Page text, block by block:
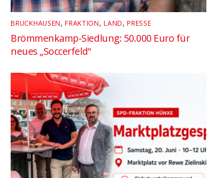
BRUCKHAUSEN,FRAKTION,LAND,PRESSE
Brömmenkamp-Siedlung: 50.000 Euro für
neues „Soccerfeld“